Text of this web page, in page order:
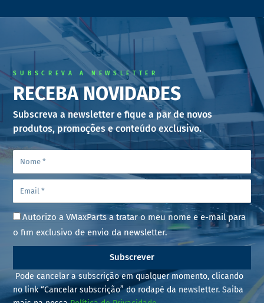
SUBSCREVA A NEWSLETTER
RECEBA NOVIDADES
Subscreva a newsletter e fique a par de novos
produtos, promoções e conteúdo exclusivo.
Autorizo a VMaxParts a tratar o meu nome e e-mail para
o fim exclusivo de envio da newsletter.
Subscrever
Pode cancelar a subscrição em qualquer momento, clicando
no link “Cancelar subscrição” do rodapé da newsletter. Saiba